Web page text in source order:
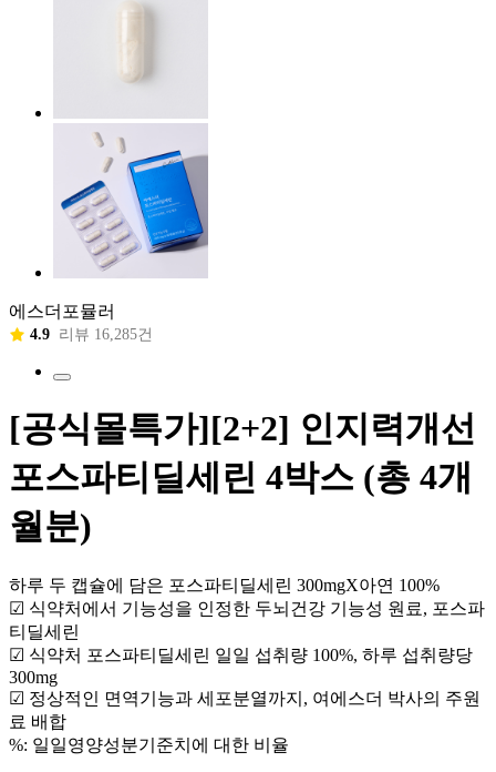
에스더포뮬러
4.9 리뷰 16,285건
[공식몰특가][2+2] 인지력개선
포스파티딜세린 4박스 (총 4개
월분)
하루 두 캡슐에 담은 포스파티딜세린 300mgX아연 100%
☑ 식약처에서 기능성을 인정한 두뇌건강 기능성 원료, 포스파
티딜세린
☑ 식약처 포스파티딜세린 일일 섭취량 100%, 하루 섭취량당
300mg
☑ 정상적인 면역기능과 세포분열까지, 여에스더 박사의 주원
료 배합
%: 일일영양성분기준치에 대한 비율